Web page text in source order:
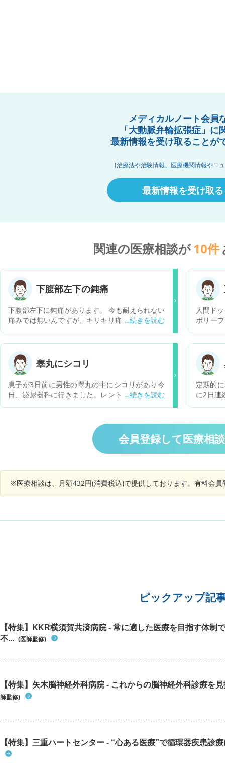
メディカルノート会員
「大動脈弁輪拡張症」に
最新情報を受け取ることが
(治療法や治験情報、医療機関情報やニ
最新情報を受け取る
関連の医療相談が10件
下腹部左下の鈍痛
下腹部左下に鈍痛があります。 今も耐えられない
痛みでは無いんですが、キリキリ痛みが続いてま
人間ド
ポリー
が、ク
しょう
とはあ
睾丸にシコリ
息子が3日前に男性の睾丸の中にシコリがあり今
日、泌尿器科に行きました。レントゲン、エコー
と書いてありました。息子が先生から説明された
のが精子を作る横に2つシコリがある(1個は良く
男性にあるが2個は珍しい)炎症をおこしている。
と言われたそうです。１週間後に病院受診。エコ
に飲むようにもらいました。治らないと不妊症に
なりやすいとも言われたそうです。ガンが親の私
定期的
に2日連
会員登録して医療相
※医療相談は、月額432円(消費税込)で提供しております。有料会
ピックアップ記
【特集】KKR横須賀共済病院 - 常に適した医療を目指す体制
不... (医師監修)
【特集】矢木脳神経外科病院 - これからの脳神経外科診療を
師監修)
【特集】三重ハートセンター - “心ある医療”で循環器疾患診